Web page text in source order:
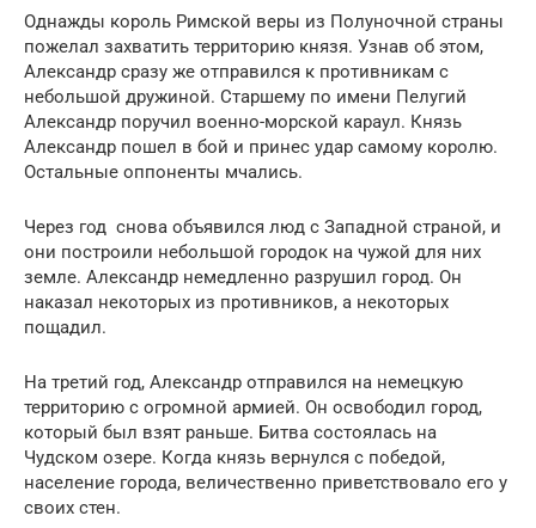
Однажды король Римской веры из Полуночной страны
пожелал захватить территорию князя. Узнав об этом,
Александр сразу же отправился к противникам с
небольшой дружиной. Старшему по имени Пелугий
Александр поручил военно-морской караул. Князь
Александр пошел в бой и принес удар самому королю.
Остальные оппоненты мчались.
Через год снова объявился люд с Западной страной, и
они построили небольшой городок на чужой для них
земле. Александр немедленно разрушил город. Он
наказал некоторых из противников, а некоторых
пощадил.
На третий год, Александр отправился на немецкую
территорию с огромной армией. Он освободил город,
который был взят раньше. Битва состоялась на
Чудском озере. Когда князь вернулся с победой,
население города, величественно приветствовало его у
своих стен.